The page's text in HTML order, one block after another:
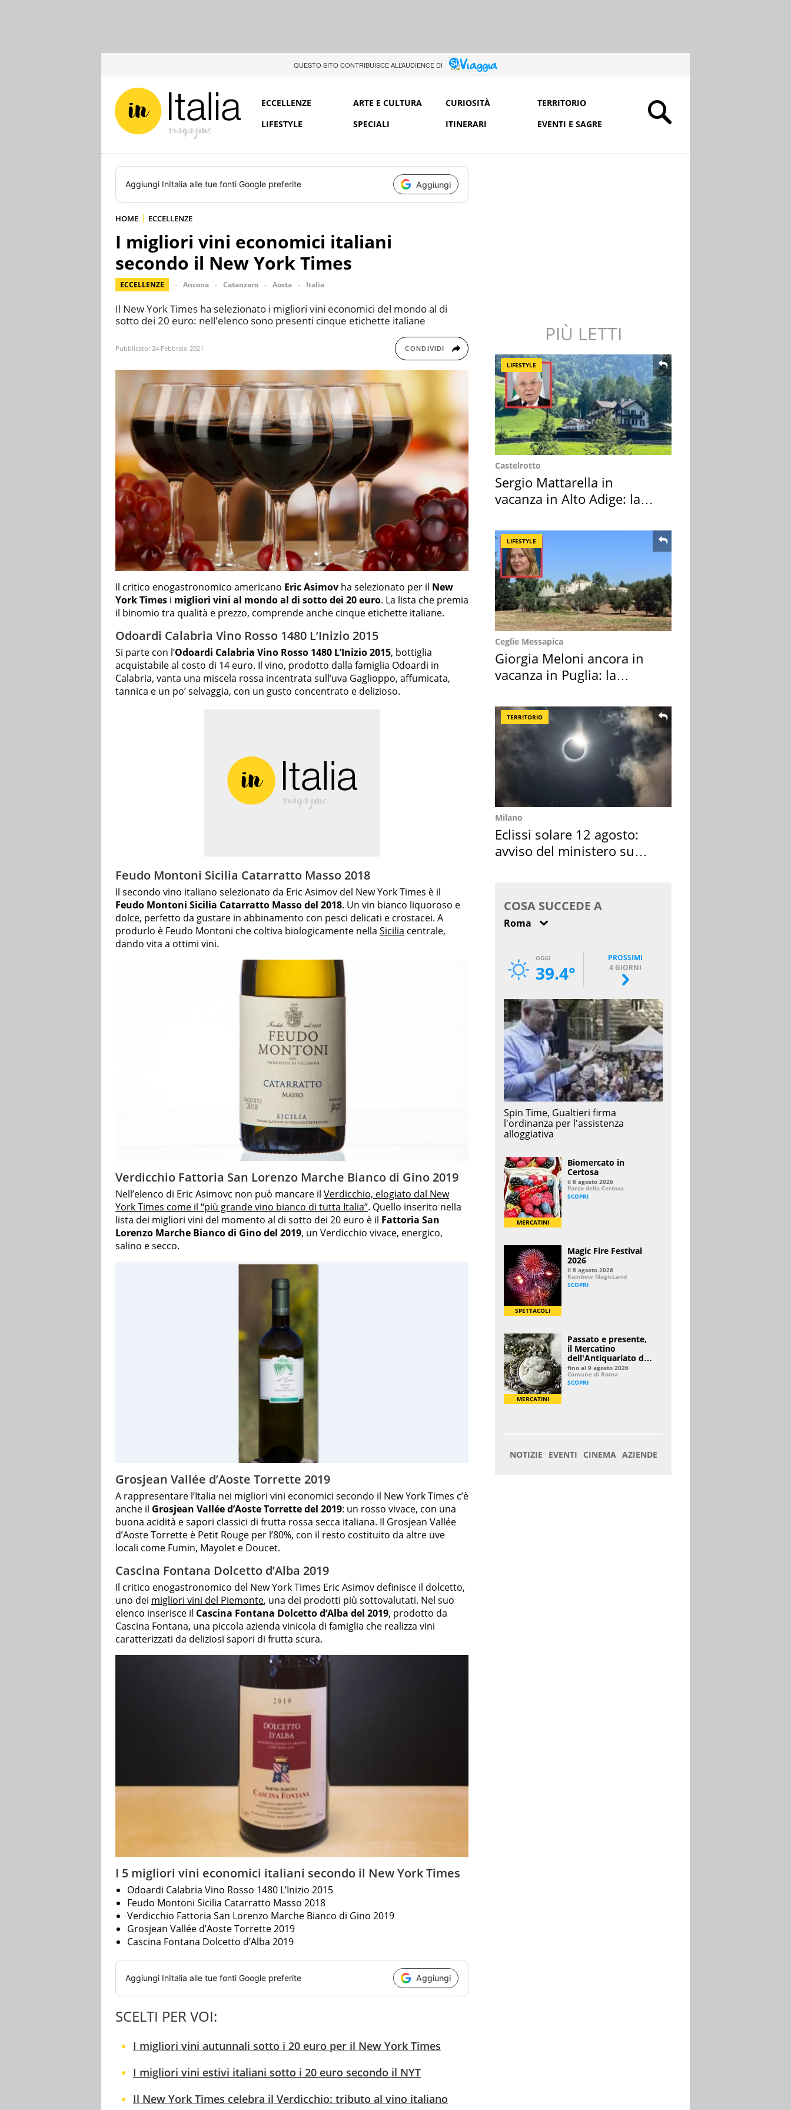
QUESTO SITO CONTRIBUISCE ALL’AUDIENCE DI
ECCELLENZE ARTE E CULTURA CURIOSITÀ
TERRITORIO
LIFESTYLE
SPECIALI ITINERARI EVENTI E SAGRE
Aggiungi InItalia alle tue fonti Google preferite Aggiungi
HOME ECCELLENZE
I migliori vini economici italiani
secondo il New York Times
ECCELLENZE Ancona Catanzaro Aosta Italia
Il New York Times ha selezionato i migliori vini economici del mondo al di
sotto dei 20 euro: nell'elenco sono presenti cinque etichette italiane
Pubblicato: 24 Febbraio 2021 CONDIVIDI
Il critico enogastronomico americano Eric Asimov ha selezionato per il New
York Times i migliori vini al mondo al di sotto dei 20 euro. La lista che premia
il binomio tra qualità e prezzo, comprende anche cinque etichette italiane.
Odoardi Calabria Vino Rosso 1480 L’Inizio 2015
Si parte con l’Odoardi Calabria Vino Rosso 1480 L’Inizio 2015, bottiglia
acquistabile al costo di 14 euro. Il vino, prodotto dalla famiglia Odoardi in
Calabria, vanta una miscela rossa incentrata sull’uva Gaglioppo, affumicata,
tannica e un po’ selvaggia, con un gusto concentrato e delizioso.
Feudo Montoni Sicilia Catarratto Masso 2018
Il secondo vino italiano selezionato da Eric Asimov del New York Times è il
Feudo Montoni Sicilia Catarratto Masso del 2018. Un vin bianco liquoroso e
dolce, perfetto da gustare in abbinamento con pesci delicati e crostacei. A
produrlo è Feudo Montoni che coltiva biologicamente nella Sicilia centrale,
dando vita a ottimi vini.
Verdicchio Fattoria San Lorenzo Marche Bianco di Gino 2019
Nell’elenco di Eric Asimovc non può mancare il Verdicchio, elogiato dal New
York Times come il “più grande vino bianco di tutta Italia”. Quello inserito nella
lista dei migliori vini del momento al di sotto dei 20 euro è il Fattoria San
Lorenzo Marche Bianco di Gino del 2019, un Verdicchio vivace, energico,
salino e secco.
Grosjean Vallée d’Aoste Torrette 2019
A rappresentare l’Italia nei migliori vini economici secondo il New York Times c’è
anche il Grosjean Vallée d’Aoste Torrette del 2019: un rosso vivace, con una
buona acidità e sapori classici di frutta rossa secca italiana. Il Grosjean Vallée
d’Aoste Torrette è Petit Rouge per l’80%, con il resto costituito da altre uve
locali come Fumin, Mayolet e Doucet.
Cascina Fontana Dolcetto d’Alba 2019
Il critico enogastronomico del New York Times Eric Asimov definisce il dolcetto,
uno dei migliori vini del Piemonte, una dei prodotti più sottovalutati. Nel suo
elenco inserisce il Cascina Fontana Dolcetto d’Alba del 2019, prodotto da
Cascina Fontana, una piccola azienda vinicola di famiglia che realizza vini
caratterizzati da deliziosi sapori di frutta scura.
I 5 migliori vini economici italiani secondo il New York Times
Odoardi Calabria Vino Rosso 1480 L’Inizio 2015
Feudo Montoni Sicilia Catarratto Masso 2018
Verdicchio Fattoria San Lorenzo Marche Bianco di Gino 2019
Grosjean Vallée d’Aoste Torrette 2019
Cascina Fontana Dolcetto d’Alba 2019
Aggiungi InItalia alle tue fonti Google preferite Aggiungi
SCELTI PER VOI:
I migliori vini autunnali sotto i 20 euro per il New York Times
I migliori vini estivi italiani sotto i 20 euro secondo il NYT
Il New York Times celebra il Verdicchio: tributo al vino italiano
PIÙ LETTI
LIFESTYLE
Castelrotto
Sergio Mattarella in
vacanza in Alto Adige: la
LIFESTYLE
Ceglie Messapica
Giorgia Meloni ancora in
vacanza in Puglia: la
TERRITORIO
Milano
Eclissi solare 12 agosto:
avviso del ministero su